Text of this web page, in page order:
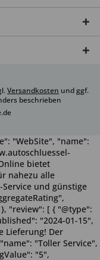
Versandkosten und ggf.
beschrieben
"WebSite", "name":
bietet
nahezu alle
und günstige
"review": [ { "@type":
"2024-01-15",
Lieferung! Der
"Toller Service",
"5",